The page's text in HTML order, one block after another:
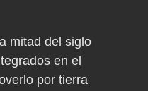
mitad del siglo
en el
por tierra